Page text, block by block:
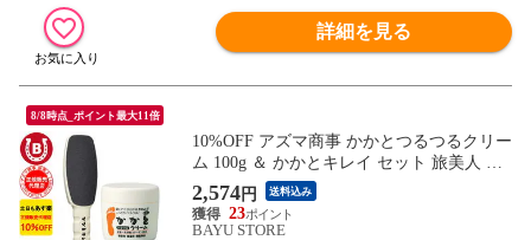
詳細を見る
8/8時点_ポイント最大11倍
10%OFF アズマ商事 かかとつるつるクリー
ム 100g ＆ かかとキレイ セット 旅美人 か
かとケア アズマ商事 踵 クリーム アズマ商
事 角質 タコ 魚の目 旅美人かかと やすり
角質除去 旅美人かかとクリーム 踵クリー
2,574円 送料込み
23
BAYU STORE